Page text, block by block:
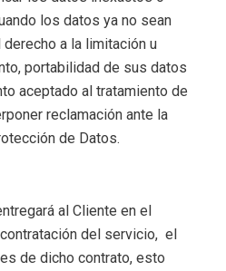
los datos ya no sean
a la limitación u
portabilidad de sus datos
aceptado al tratamiento de
reclamación ante la
de Datos.
al Cliente en el
del servicio, el
de dicho contrato, esto